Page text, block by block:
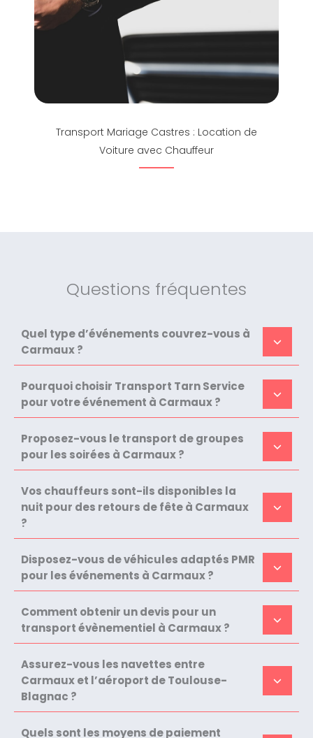
Transport Mariage Castres : Location de
Voiture avec Chauffeur
Questions fréquentes
Quel type d’événements couvrez-vous à
Carmaux ?
Pourquoi choisir Transport Tarn Service
pour votre événement à Carmaux ?
Proposez-vous le transport de groupes
pour les soirées à Carmaux ?
Vos chauffeurs sont-ils disponibles la
nuit pour des retours de fête à Carmaux
?
Disposez-vous de véhicules adaptés PMR
pour les événements à Carmaux ?
Comment obtenir un devis pour un
transport évènementiel à Carmaux ?
Assurez-vous les navettes entre
Carmaux et l’aéroport de Toulouse-
Blagnac ?
Quels sont les moyens de paiement